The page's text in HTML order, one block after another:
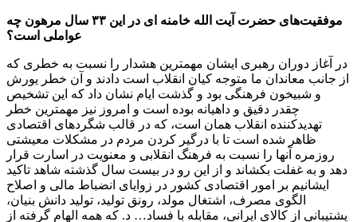
موفقیت‌های حضرت آیت الله خامنه ای در این ۳۳ سال مرهون چه
عواملی است؟
در آغاز دوران رهبری ایشان مهمترین هشدار را نسبت به خطری که
از جانب معاندان ما متوجه کیان انقلاب است دادند و آن خطر یورش
و شبیخون فرهنگی بود و گذشت ایام نشان داد که این تشخیص
چقدر دقیق و داهیانه بوده است و امروز نیز مهمترین خطر
تهدیدکننده انقلاب همان است، که در قالب شگردهای اقتصادی
ظاهر شده است تا با درگیر کردن مردم در مشکلات معیشتی
روزمره آنها را نسبت به فرهنگ انقلابی و معنویت در اسارت قرار
دهد و به غفلت بکشاند و از این رو در بیست سال گذشته شاهد تاکید
ایشانیم بر امور اقتصادی کشور در زوایای انضباط مالی و اصلاح
الگوی مصرف، اشتغال مولد، رونق تولید، تولید دانش بنیان،
پشتیبانی از کالای ایرانی، مقابله با فساد… د. که همه الهام گرفته از